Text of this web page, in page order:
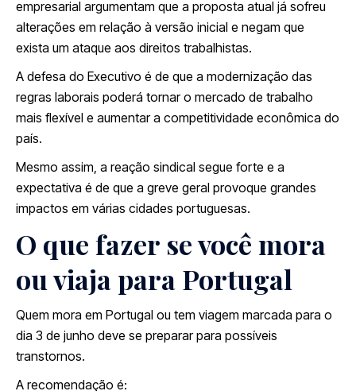
empresarial argumentam que a proposta atual já sofreu
alterações em relação à versão inicial e negam que
exista um ataque aos direitos trabalhistas.
A defesa do Executivo é de que a modernização das
regras laborais poderá tornar o mercado de trabalho
mais flexível e aumentar a competitividade econômica do
país.
Mesmo assim, a reação sindical segue forte e a
expectativa é de que a greve geral provoque grandes
impactos em várias cidades portuguesas.
O que fazer se você mora
ou viaja para Portugal
Quem mora em Portugal ou tem viagem marcada para o
dia 3 de junho deve se preparar para possíveis
transtornos.
A recomendação é: